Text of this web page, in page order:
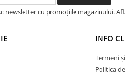
newsletter cu promoțiile magazinului.
INFO
Termeni
Politica